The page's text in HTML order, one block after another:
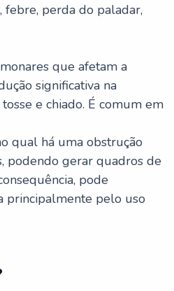
febre, perda do paladar,
que afetam a
significativa na
e chiado. É comum em
qual há uma obstrução
podendo gerar quadros de
pode
principalmente pelo uso